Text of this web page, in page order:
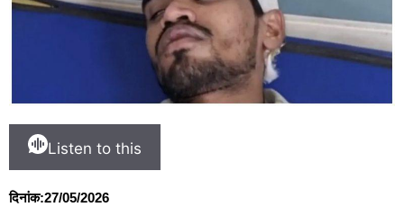
Listen to this
दिनांक:27/05/2026